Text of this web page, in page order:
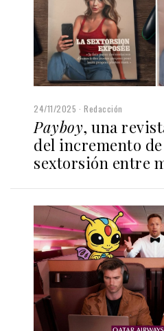
24/11/2025 Redacción
Payboy, una
del incremento de
sextorsión entre